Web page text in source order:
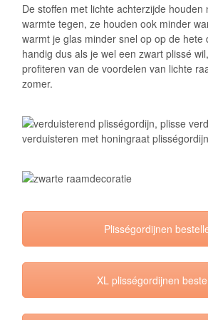
De stoffen met lichte achterzijde houden
warmte tegen, ze houden ook minder
warmt je glas minder snel op op de hete
handig dus als je wel een zwart plissé
profiteren van de voordelen van lichte
zomer.
Plisségordijnen
XL plisségordijnen